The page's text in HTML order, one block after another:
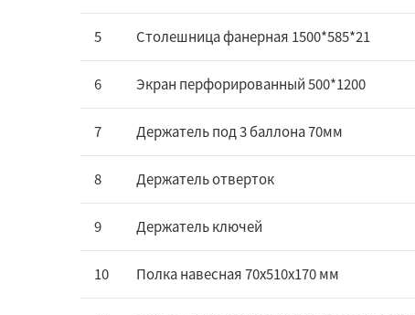
5 Столешница фанерная 1500*585*21
6 Экран перфорированный 500*1200
7 Держатель под 3 баллона 70мм
8 Держатель отверток
9 Держатель ключей
10 Полка навесная 70х510х170 мм